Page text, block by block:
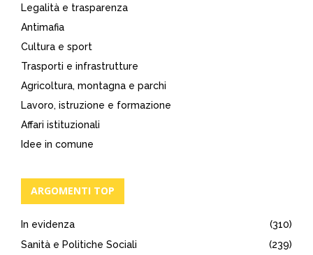
Legalità e trasparenza
Antimafia
Cultura e sport
Trasporti e infrastrutture
Agricoltura, montagna e parchi
Lavoro, istruzione e formazione
Affari istituzionali
Idee in comune
ARGOMENTI TOP
In evidenza
(310)
Sanità e Politiche Sociali
(239)